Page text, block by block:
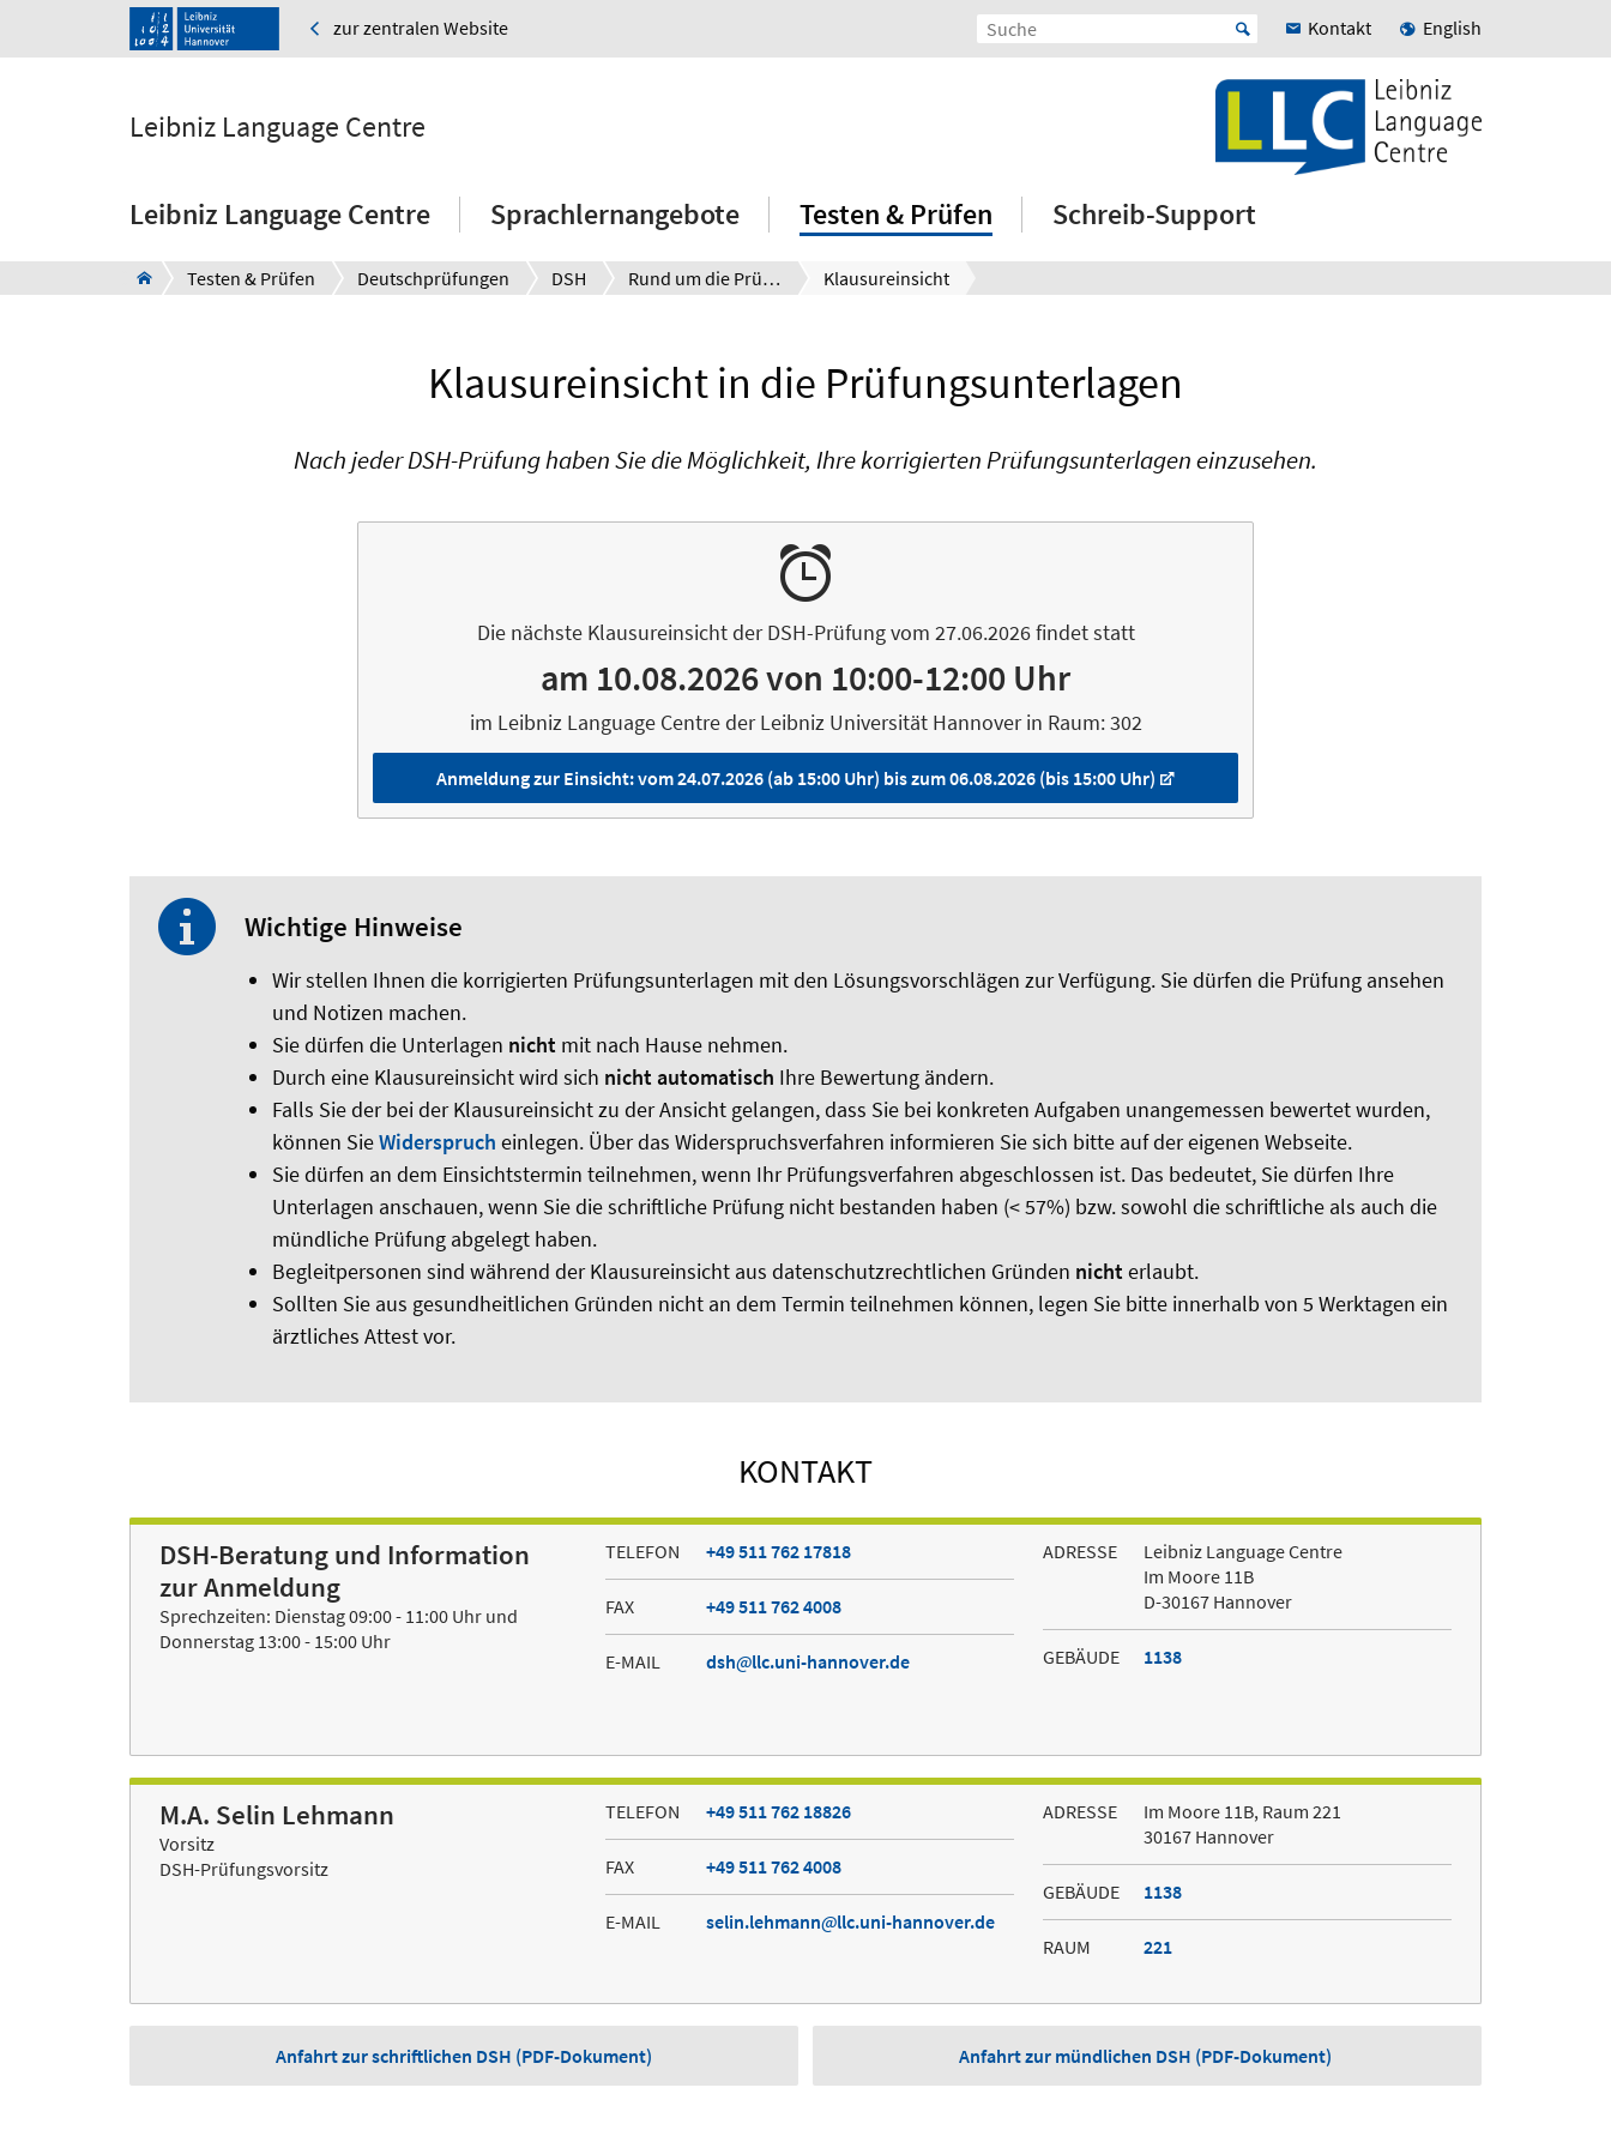
zur zentralen Website Kontakt English
Leibniz Language Centre
Leibniz Language Centre Sprachlernangebote Testen & Prüfen Schreib-Support
Testen & Prüfen Deutschprüfungen DSH Rund um die Prüfungsergebnisse Klausureinsicht
Klausureinsicht in die Prüfungsunterlagen
Nach jeder DSH-Prüfung haben Sie die Möglichkeit, Ihre korrigierten Prüfungsunterlagen einzusehen.
Die nächste Klausureinsicht der DSH-Prüfung vom 27.06.2026 findet statt
am 10.08.2026 von 10:00-12:00 Uhr
im Leibniz Language Centre der Leibniz Universität Hannover in Raum: 302
Anmeldung zur Einsicht: vom 24.07.2026 (ab 15:00 Uhr) bis zum 06.08.2026 (bis 15:00 Uhr)
Wichtige Hinweise
Wir stellen Ihnen die korrigierten Prüfungsunterlagen mit den Lösungsvorschlägen zur Verfügung. Sie dürfen die Prüfung ansehen
und Notizen machen.
Sie dürfen die Unterlagen nicht mit nach Hause nehmen.
Durch eine Klausureinsicht wird sich nicht automatisch Ihre Bewertung ändern.
Falls Sie der bei der Klausureinsicht zu der Ansicht gelangen, dass Sie bei konkreten Aufgaben unangemessen bewertet wurden,
können SieWiderspruch einlegen. Über das Widerspruchsverfahren informieren Sie sich bitte auf der eigenen Webseite.
Sie dürfen an dem Einsichtstermin teilnehmen, wenn Ihr Prüfungsverfahren abgeschlossen ist. Das bedeutet, Sie dürfen Ihre
Unterlagen anschauen, wenn Sie die schriftliche Prüfung nicht bestanden haben (< 57%) bzw. sowohl die schriftliche als auch die
mündliche Prüfung abgelegt haben.
Begleitpersonen sind während der Klausureinsicht aus datenschutzrechtlichen Gründen nichterlaubt.
Sollten Sie aus gesundheitlichen Gründen nicht an dem Termin teilnehmen können, legen Sie bitte innerhalb von 5 Werktagen ein
ärztliches Attest vor.
KONTAKT
DSH-Beratung und Information
zur Anmeldung
Sprechzeiten: Dienstag 09:00 - 11:00 Uhr und
Donnerstag 13:00 - 15:00 Uhr
TELEFON +49 511 762 17818
FAX +49 511 762 4008
E-MAIL dsh llc.uni-hannover.de
ADRESSE
Leibniz Language Centre
Im Moore 11B
D-30167 Hannover
GEBÄUDE 1138
M.A. Selin Lehmann
Vorsitz
DSH-Prüfungsvorsitz
TELEFON +49 511 762 18826
FAX +49 511 762 4008
E-MAIL selin.lehmann llc.uni-hannover.de
ADRESSE
Im Moore 11B, Raum 221
30167 Hannover
GEBÄUDE 1138
RAUM 221
Anfahrt zur schriftlichen DSH (PDF-Dokument) Anfahrt zur mündlichen DSH (PDF-Dokument)